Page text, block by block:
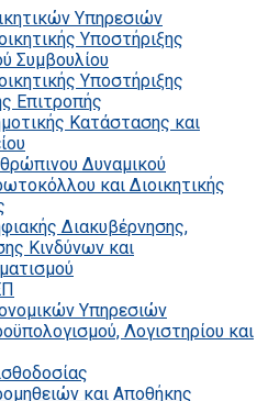
Υπηρεσιών
Υποστήριξης
Συμβουλίου
Υποστήριξης
Επιτροπής
Κατάστασης και
Δυναμικού
και Διοικητικής
Διακυβέρνησης,
Κινδύνων και
Υπηρεσιών
Λογιστηρίου και
και Αποθήκης